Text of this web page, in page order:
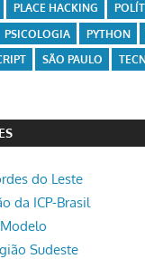
PLACE HACKING
PSICOLOGIA PYTHON
SÃO PAULO
do Leste
da ICP-Brasil
Sudeste